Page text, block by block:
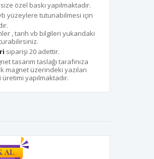
özel baskı yapılmaktadır.
yüzeylere tutunabilmesi için
, tarih vb bilgileri yukarıdaki
siparişi 20 adettir.
tasarım taslağı tarafınıza
magnet üzerindeki yazıları
yapılmaktadır.